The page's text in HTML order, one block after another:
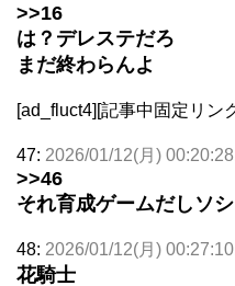
>>16
は？デレステだろ
まだ終わらんよ
[ad_fluct4][記事中固定リン
47: 2026/01/12(月)
>>46
それ育成ゲームだしソ
48: 2026/01/12(月)
花騎士